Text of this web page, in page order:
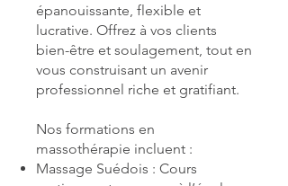
épanouissante, flexible et
lucrative. Offrez à vos clients
bien-être et soulagement, tout en
vous construisant un avenir
professionnel riche et gratifiant.
Nos formations en
massothérapie incluent :
Massage Suédois : Cours